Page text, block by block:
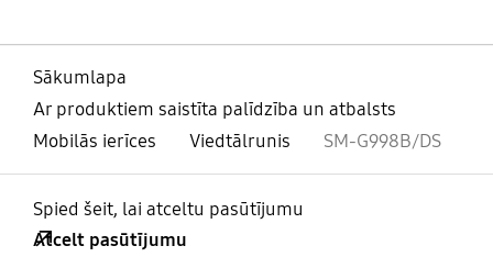
Sākumlapa
Ar produktiem saistīta palīdzība un atbalsts
Mobilās ierīces
Viedtālrunis SM-G998B/DS
Spied šeit, lai atceltu pasūtījumu
Atcelt pasūtījumu